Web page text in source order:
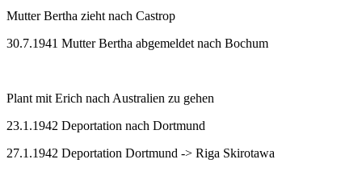
Mutter Bertha zieht nach Castrop
30.7.1941 Mutter Bertha abgemeldet nach Bochum
Plant mit Erich nach Australien zu gehen
23.1.1942 Deportation nach Dortmund
27.1.1942 Deportation Dortmund -> Riga Skirotawa